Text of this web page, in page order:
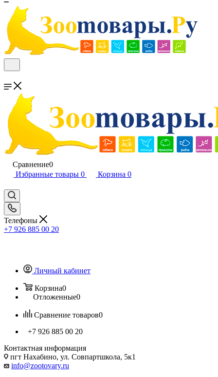
Сравнение0
Избранные товары 0 Корзина 0
Телефоны
+7 926 885 00 20
Личный кабинет
Корзина0
Отложенные0
Сравнение товаров0
+7 926 885 00 20
Контактная информация
пгт Нахабино, ул. Совпартшкола, 5к1
info@zootovary.ru